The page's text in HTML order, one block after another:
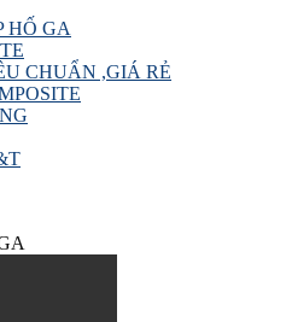
HỐ GA
CHUẨN ,GIÁ RẺ